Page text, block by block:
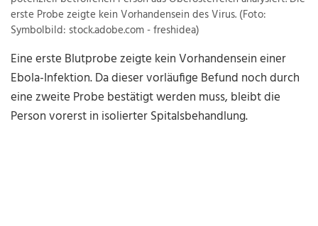
erste Probe zeigte kein Vorhandensein des Virus. (Foto:
Symbolbild: stock.adobe.com - freshidea)
Eine erste Blutprobe zeigte kein Vorhandensein einer
Ebola-Infektion. Da dieser vorläufige Befund noch durch
eine zweite Probe bestätigt werden muss, bleibt die
Person vorerst in isolierter Spitalsbehandlung.